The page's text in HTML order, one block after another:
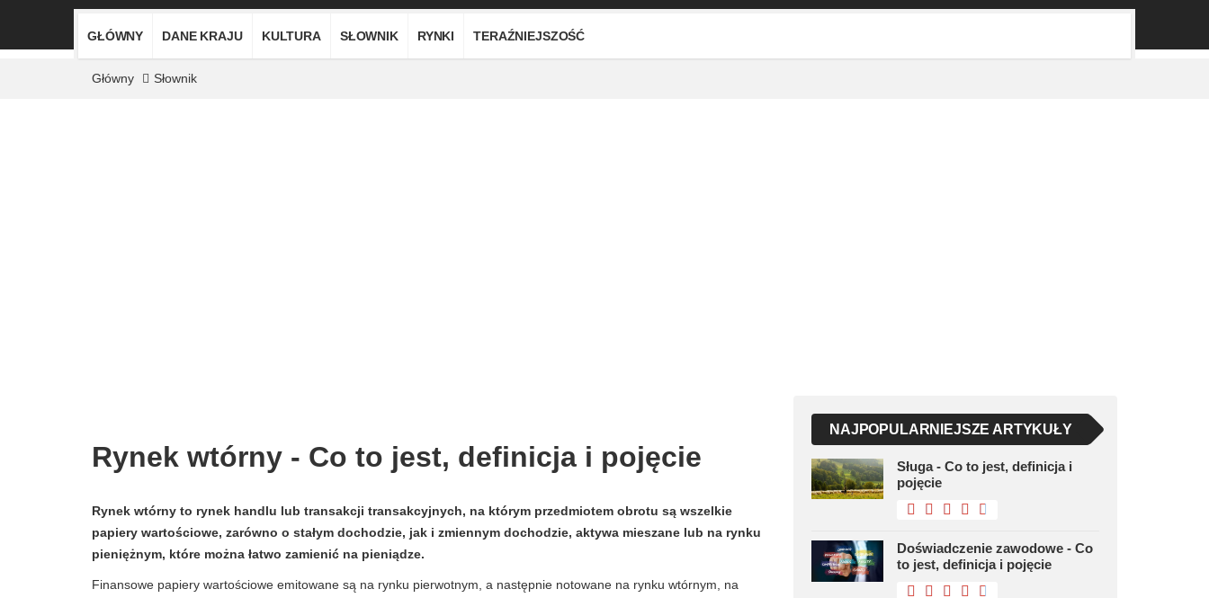
GŁÓWNY DANE KRAJU KULTURA SŁOWNIK RYNKI TERAŹNIEJSZOŚĆ
Główny Słownik
Rynek wtórny - Co to jest, definicja i pojęcie
Rynek wtórny to rynek handlu lub transakcji transakcyjnych, na którym przedmiotem obrotu są wszelkie
papiery wartościowe, zarówno o stałym dochodzie, jak i zmiennym dochodzie, aktywa mieszane lub na rynku
pieniężnym, które można łatwo zamienić na pieniądze.
Finansowe papiery wartościowe emitowane są na rynku pierwotnym, a następnie notowane na rynku wtórnym, na
NAJPOPULARNIEJSZE ARTYKUŁY
Sługa - Co to jest, definicja i
pojęcie
Doświadczenie zawodowe - Co
to jest, definicja i pojęcie